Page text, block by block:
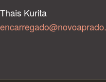
Thais Kurita